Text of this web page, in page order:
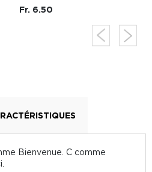
Fr. 6.50
Bienvenue. C comme